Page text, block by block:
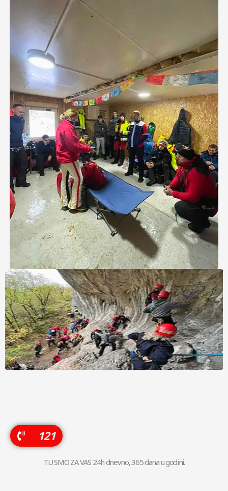
121
TU SMO ZA VAS 24h dnevno, 365 dana u godini.